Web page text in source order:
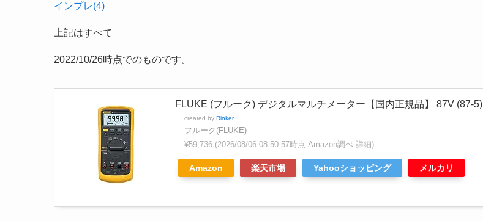
インプレ(4)
上記はすべて
2022/10/26時点でのものです。
FLUKE (フルーク) デジタルマルチメーター【国内正規品】 87V (87-5)
created by Rinker
フルーク(FLUKE)
¥59,736 (2026/08/06 08:50:57時点 Amazon調べ-詳細)
Amazon 楽天市場 Yahooショッピング メルカリ